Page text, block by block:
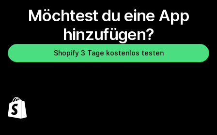
Möchtest du eine App
hinzufügen?
Shopify 3 Tage kostenlos testen